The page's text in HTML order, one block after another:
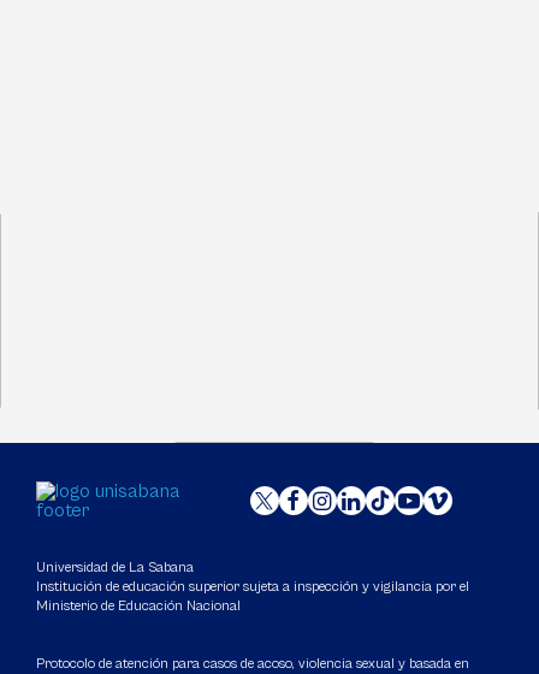
Universidad de La Sabana
Institución de educación superior sujeta a inspección y vigilancia por el
Ministerio de Educación Nacional
Protocolo de atención para casos de acoso, violencia sexual y basada en